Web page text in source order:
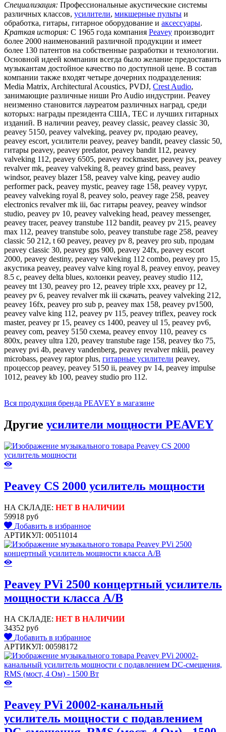
Специализация: Профессиональные акустические системы
различных классов, усилители, микшерные пульты и
обработка, гитары, гитарное оборудование и аксессуары.
Краткая история: С 1965 года компания Peavey производит
более 2000 наименований различной продукции и имеет
более 130 патентов на собственные разработки и технологии.
Основной идеей компании всегда было желание предоставить
музыкантам достойное качество по доступной цене. В состав
компании также входят четыре дочерних подразделения:
Media Matrix, Architectural Acoustics, PVDJ, Crest Audio,
занимающие различные ниши Pro Audio индустрии. Peavey
неизменно становится лауреатом различных наград, среди
которых: награды президента США, TEC и лучших гитарных
изданий. В наличии peavey, peavey classic, peavey classic 30,
peavey 5150, peavey valveking, peavey pv, продаю peavey,
peavey escort, усилители peavey, peavey bandit, peavey classic 50,
гитары peavey, peavey predator, peavey bandit 112, peavey
valveking 112, peavey 6505, peavey rockmaster, peavey jsx, peavey
revalver mk, peavey valveking 8, peavey grind bass, peavey
windsor, peavey blazer 158, peavey valve king, peavey audio
performer pack, peavey mystic, peavey rage 158, peavey vypyr,
peavey valveking royal 8, peavey solo, peavey rage 258, peavey
electronics revalver mk iii, бас гитары peavey, peavey windsor
studio, peavey pv 10, peavey valveking head, peavey messenger,
peavey tracer, peavey transtube 112 bandit, peavey pv 215, peavey
max 112, peavey transtube solo, peavey transtube rage 258, peavey
classic 50 212, t 60 peavey, peavey pv 8, peavey pro sub, продам
peavey classic 30, peavey gps 900, peavey 24fx, peavey escort
2000, peavey destiny, peavey valveking 112 combo, peavey pro 15,
акустика peavey, peavey valve king royal 8, peavey envoy, peavey
8.5 c, peavey delta blues, колонки peavey, peavey studio 112,
peavey tnt 130, peavey pro 12, peavey triple xxx, peavey pr 12,
peavey pv 6, peavey revalver mk iii скачать, peavey valveking 212,
peavey 16fx, peavey pro sub p, peavey max 158, peavey pv1500,
peavey valve king 112, peavey pv 115, peavey triflex, peavey rock
master, peavey pr 15, peavey cs 1400, peavey ul 15, peavey pv6,
peavey com, peavey 5150 схема, peavey envoy 110, peavey cs
800x, peavey ultra 120, peavey transtube rage 158, peavey tko 75,
peavey pvi 4b, peavey vandenberg, peavey revalver mkiii, peavey
microbass, peavey raptor plus, гитарные усилители peavey,
процессор peavey, peavey 5150 ii, peavey pv 14, peavey impulse
1012, peavey kb 100, peavey studio pro 112.
Вся продукция бренда PEAVEY в магазине
Другие усилители мощности PEAVEY
Peavey CS 2000 усилитель мощности
НА СКЛАДЕ: НЕТ В НАЛИЧИИ
59918 руб
Добавить в избранное
АРТИКУЛ: 00511014
Peavey PVi 2500 концертный усилитель
мощности класса A/B
НА СКЛАДЕ: НЕТ В НАЛИЧИИ
34352 руб
Добавить в избранное
АРТИКУЛ: 00598172
Peavey PVi 20002-канальный
усилитель мощности с подавлением